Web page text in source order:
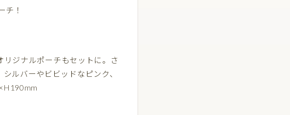
チ！
リジナルポーチもセットに。さ
ルバーやビビッドなピンク、